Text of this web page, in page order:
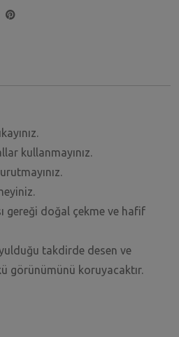
kullanmayınız.
gereği doğal çekme ve hafif
takdirde desen ve
görünümünü koruyacaktır.